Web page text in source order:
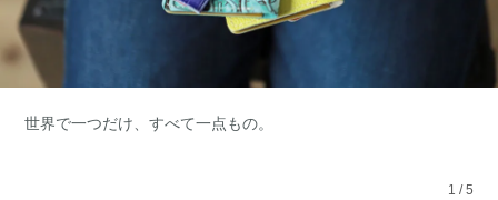
世界で一つだけ、すべて一点もの。
1 /5